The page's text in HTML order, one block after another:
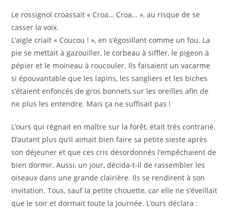
Le rossignol croassait « Croa… Croa… », au risque de se
casser la voix.
L’aigle criait « Coucou ! », en s’égosillant comme un fou. La
pie se mettait à gazouiller, le corbeau à siffler, le pigeon à
pépier et le moineau à roucouler. Ils faisaient un vacarme
si épouvantable que les lapins, les sangliers et les biches
s’étaient enfoncés de gros bonnets sur les oreilles afin de
ne plus les entendre. Mais ça ne suffisait pas !
L’ours qui régnait en maître sur la forêt, était très contrarié.
D’autant plus qu’il aimait bien faire sa petite sieste après
son déjeuner et que ces cris désordonnés l’empêchaient de
bien dormir. Aussi, un jour, décida-t-il de rassembler les
oiseaux dans une grande clairière. Ils se rendirent à son
invitation. Tous, sauf la petite chouette, car elle ne s’éveillait
que le soir et dormait toute la journée. L’ours déclara :